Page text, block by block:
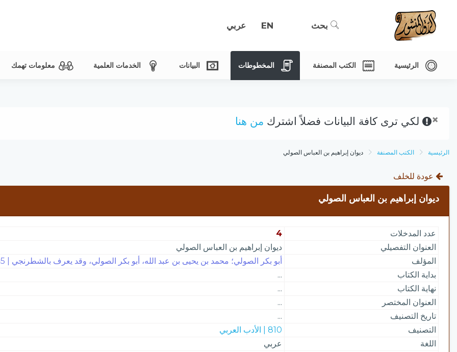
بحث EN عربي
الرئيسية الكتب المصنفة المخطوطات البيانات الخدمات العلمية معلومات تهمك
× لكي ترى كافة البيانات فضلاً اشترك من هنا
الرئيسية الكتب المصنفة ديوان إبراهيم بن العباس الصولي
عودة للخلف
ديوان إبراهيم بن العباس الصولي
عدد المدخلات
4
العنوان التفصيلي
ديوان إبراهيم بن العباس الصولي
المؤلف
أبو بكر الصولي؛ محمد بن يحيى بن عبد الله، أبو بكر الصولي، وقد يعرف بالشطرنجي | 335
بداية الكتاب
...
نهاية الكتاب
...
العنوان المختصر
...
تاريخ التصنيف
...
التصنيف
810 | الأدب العربي
اللغة
عربي